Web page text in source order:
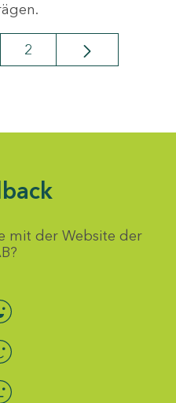
Seite
2
mit der Website der
auswählen